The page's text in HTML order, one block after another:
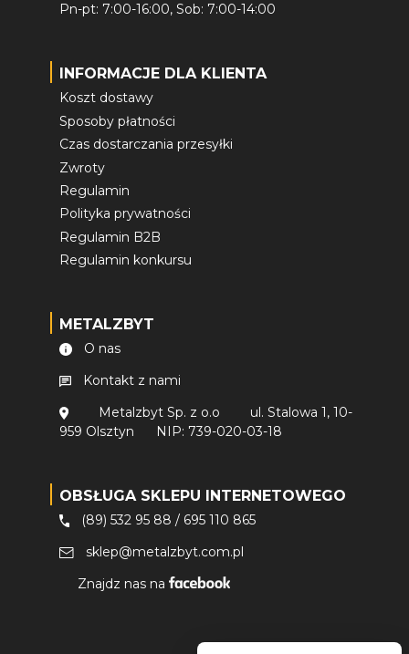
Pn-pt: 7:00-16:00, Sob: 7:00-14:00
INFORMACJE DLA KLIENTA
Koszt dostawy
Sposoby płatności
Czas dostarczania przesyłki
Zwroty
Regulamin
Polityka prywatności
Regulamin B2B
Regulamin konkursu
METALZBYT
O nas
Kontakt z nami
Metalzbyt Sp. z o.o
ul. Stalowa 1, 10-
959 Olsztyn
NIP: 739-020-03-18
OBSŁUGA SKLEPU INTERNETOWEGO
(89) 532 95 88 / 695 110 865
sklep@metalzbyt.com.pl
Znajdz nas na